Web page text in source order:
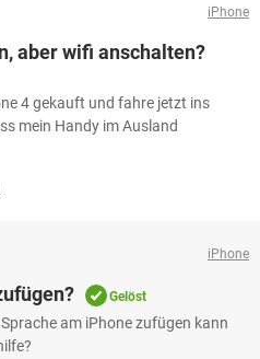
iPhone
aber wifi anschalten?
4 gekauft und fahre jetzt ins
mein Handy im Ausland
iPhone
Gelöst
am iPhone zufügen kann